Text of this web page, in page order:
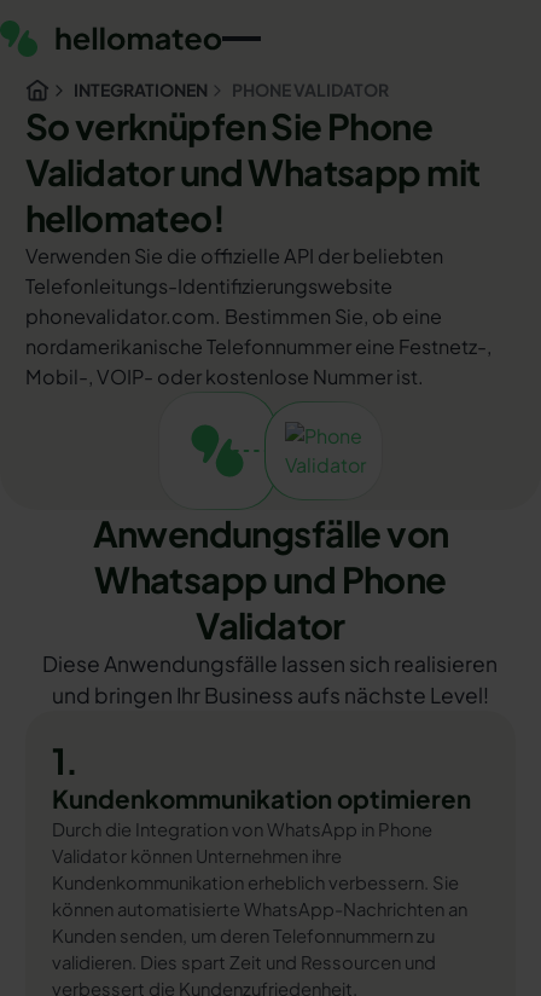
INTEGRATIONEN PHONE VALIDATOR
So verknüpfen Sie Phone
Validator und Whatsapp mit
hellomateo!
Verwenden Sie die offizielle API der beliebten
Telefonleitungs-Identifizierungswebsite
phonevalidator.com. Bestimmen Sie, ob eine
nordamerikanische Telefonnummer eine Festnetz-,
Mobil-, VOIP- oder kostenlose Nummer ist.
Anwendungsfälle von
Whatsapp und Phone
Validator
Diese Anwendungsfälle lassen sich realisieren
und bringen Ihr Business aufs nächste Level!
1.
Kundenkommunikation optimieren
Durch die Integration von WhatsApp in Phone
Validator können Unternehmen ihre
Kundenkommunikation erheblich verbessern. Sie
können automatisierte WhatsApp-Nachrichten an
Kunden senden, um deren Telefonnummern zu
validieren. Dies spart Zeit und Ressourcen und
verbessert die Kundenzufriedenheit.